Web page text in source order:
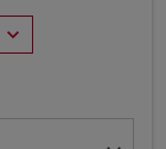
expand_more